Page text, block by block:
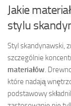
Jakie
stylu
Styl skandynawski,
szczególnie
materiałów.
które nadają
podstawowy